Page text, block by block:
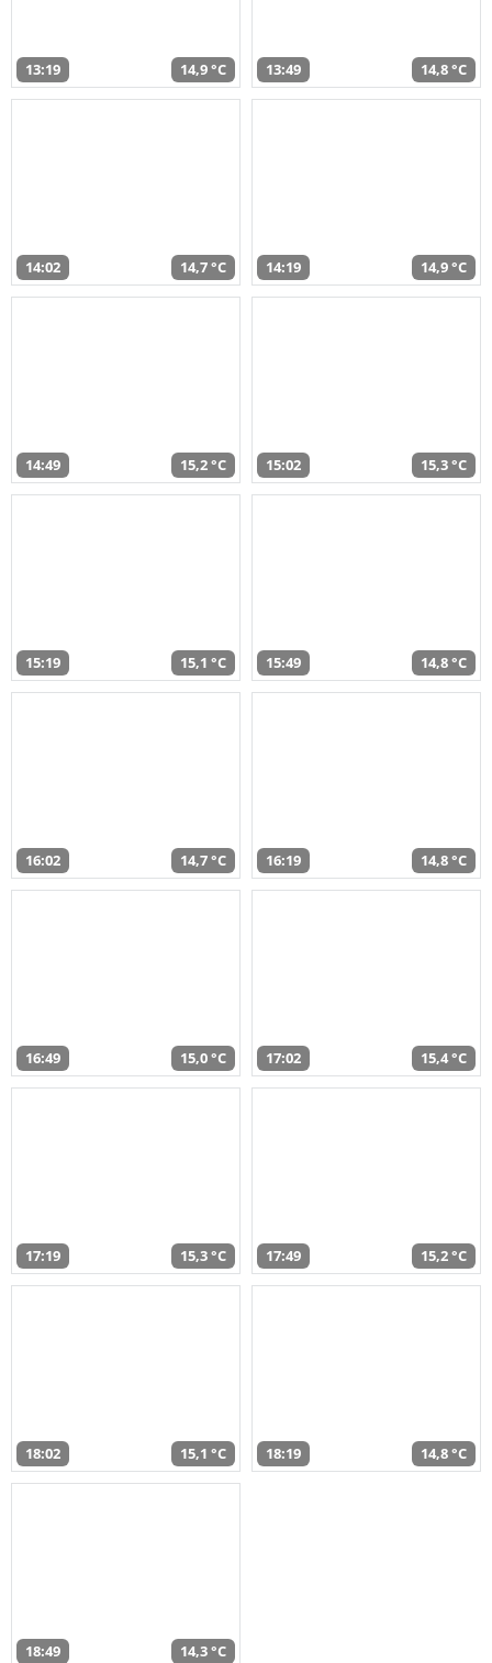
13:19 14,9 °C 13:49 14,8 °C
14:02 14,7 °C 14:19 14,9 °C
14:49 15,2 °C 15:02 15,3 °C
15:19 15,1 °C 15:49 14,8 °C
16:02 14,7 °C 16:19 14,8 °C
16:49 15,0 °C 17:02 15,4 °C
17:19 15,3 °C 17:49 15,2 °C
18:02 15,1 °C 18:19 14,8 °C
18:49 14,3 °C